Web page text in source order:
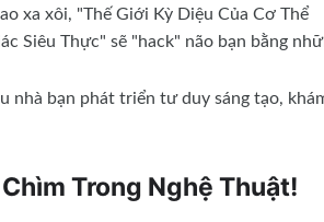
xa xôi, "Thế Giới Kỳ Diệu Của Cơ Thể
Siêu Thực" sẽ "hack" não bạn bằng
nhà bạn phát triển tư duy sáng tạo,
Trong Nghệ Thuật!